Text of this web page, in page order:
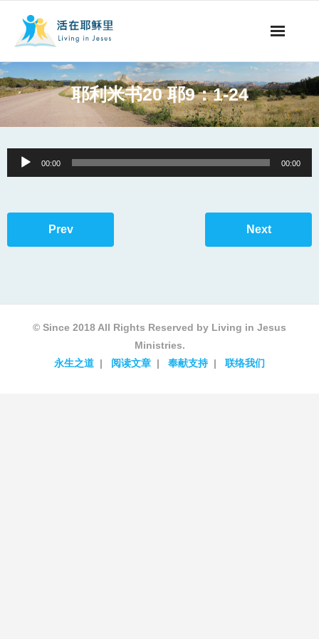
事工概要
阅读文章
耶利米书20 耶9：1-24
Audio
Player
00:00 00:00
Prev Next
© Since 2018 All Rights Reserved by Living in Jesus
Ministries.
永生之道
阅读文章 奉献支持 联络我们